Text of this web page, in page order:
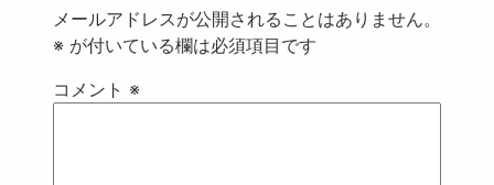
メールアドレスが公開されることはありません。
※ が付いている欄は必須項目です
コメント ※